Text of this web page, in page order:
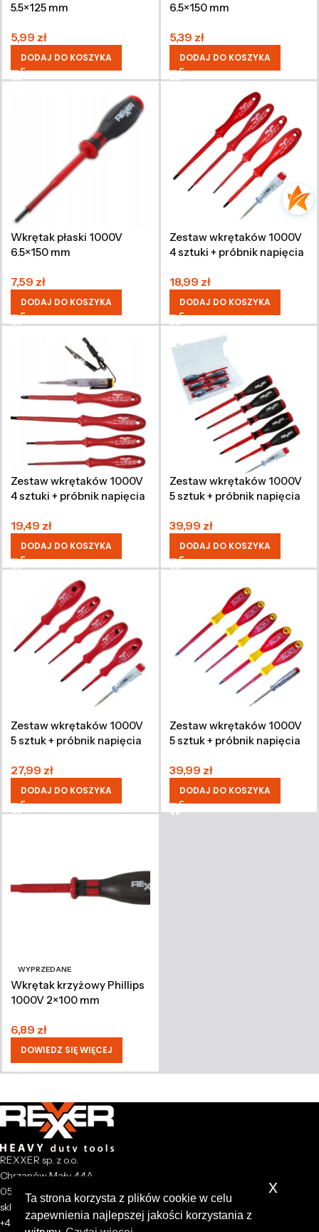
5.5×125 mm
5,99 zł
DODAJ DO KOSZYKA
6.5×150 mm
5,39 zł
DODAJ DO KOSZYKA
Wkrętak płaski 1000V
6.5×150 mm
7,59 zł
DODAJ DO KOSZYKA
Zestaw wkrętaków 1000V
4 sztuki + próbnik napięcia
18,99 zł
DODAJ DO KOSZYKA
Zestaw wkrętaków 1000V
4 sztuki + próbnik napięcia
19,49 zł
DODAJ DO KOSZYKA
Zestaw wkrętaków 1000V
5 sztuk + próbnik napięcia
39,99 zł
DODAJ DO KOSZYKA
Zestaw wkrętaków 1000V
5 sztuk + próbnik napięcia
27,99 zł
DODAJ DO KOSZYKA
Zestaw wkrętaków 1000V
5 sztuk + próbnik napięcia
39,99 zł
DODAJ DO KOSZYKA
WYPRZEDANE
Wkrętak krzyżowy Phillips
1000V 2×100 mm
6,89 zł
DOWIEDZ SIĘ WIĘCEJ
REXXER sp. z o.o.
Chrzanów Mały 44A
05-825 Grodzisk Mazowiecki
sklep@rexxer.pl
+48 512 477 473
Ta strona korzysta z plików cookie w celu
zapewnienia najlepszej jakości korzystania z
x